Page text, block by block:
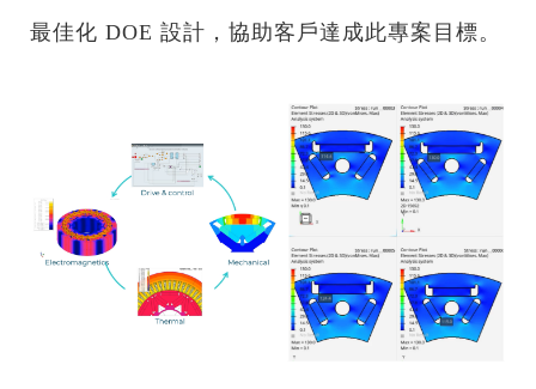
最佳化 DOE 設計，協助客戶達成此專案目標。